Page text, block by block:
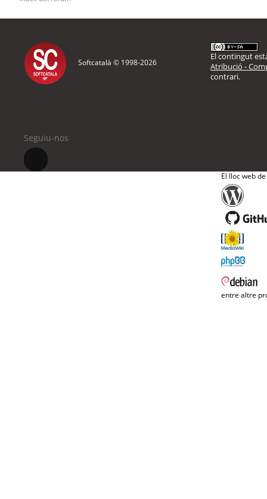
Softcatalà © 1998-2026
El contingut
Atribució -
contrari.
Seguiu-nos
El lloc web
entre altre